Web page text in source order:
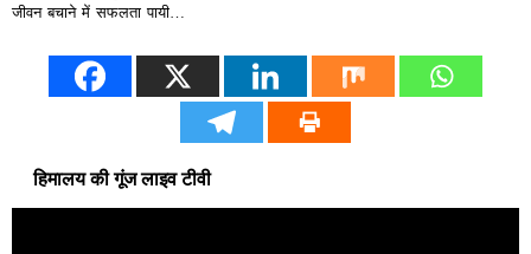
जीवन बचाने में सफलता पायी…
हिमालय की गूंज लाइव टीवी